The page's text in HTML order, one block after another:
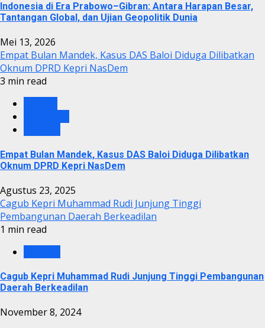
Indonesia di Era Prabowo–Gibran: Antara Harapan Besar,
Tantangan Global, dan Ujian Geopolitik Dunia
Mei 13, 2026
Empat Bulan Mandek, Kasus DAS Baloi Diduga Dilibatkan
Oknum DPRD Kepri NasDem
3 min read
Empat Bulan Mandek, Kasus DAS Baloi Diduga Dilibatkan
Oknum DPRD Kepri NasDem
Agustus 23, 2025
Cagub Kepri Muhammad Rudi Junjung Tinggi
Pembangunan Daerah Berkeadilan
1 min read
Cagub Kepri Muhammad Rudi Junjung Tinggi Pembangunan
Daerah Berkeadilan
November 8, 2024